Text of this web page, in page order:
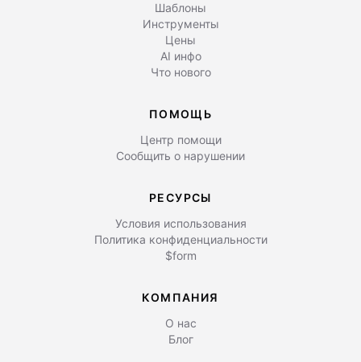
Шаблоны
Инструменты
Цены
AI инфо
Что нового
ПОМОЩЬ
Центр помощи
Сообщить о нарушении
РЕСУРСЫ
Условия использования
Политика конфиденциальности
$form
КОМПАНИЯ
О нас
Блог